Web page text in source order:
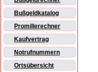
Bußgeldkatalog
Promillerechner
Kaufvertrag
Notrufnummern
Ortsübersicht